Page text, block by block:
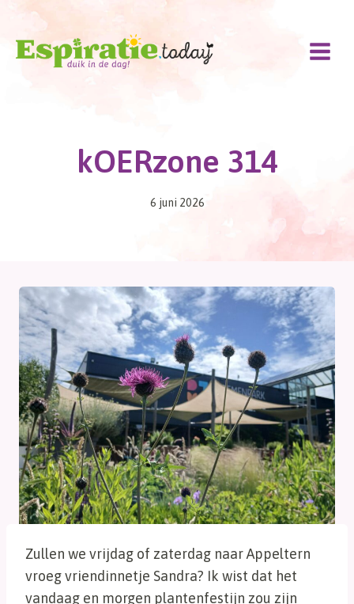
Doorgaan
inhoud
kOERzone 314
6 juni 2026
Zullen we vrijdag of zaterdag naar Appeltern
vroeg vriendinnetje Sandra? Ik wist dat het
vandaag en morgen plantenfestijn zou zijn